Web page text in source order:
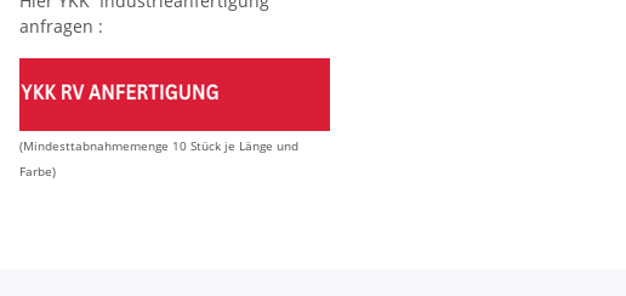
anfragen :
(Mindesttabnahmemenge 10 Stück je Länge und
Farbe)